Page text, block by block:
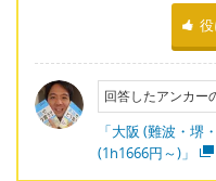
回答したアンカー
「大阪 (難波・堺
(1h1666円～)」